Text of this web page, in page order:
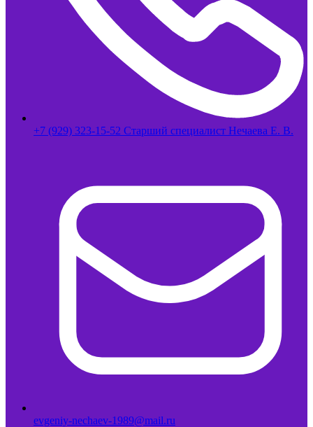
+7 (929) 323-15-52 Старший специалист Нечаева Е. В.
evgeniy-nechaev-1989@mail.ru